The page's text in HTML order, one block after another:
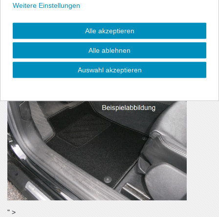
" >
Weitere Einstellungen
Alle akzeptieren
Alle ablehnen
Auswahl akzeptieren